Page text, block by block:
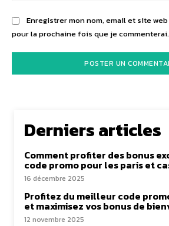
Enregistrer mon nom, email et site
pour la prochaine fois que je commenterai.
Derniers articles
Comment profiter des bonus
code promo pour les paris et
16 décembre 2025
Profitez du meilleur code
et maximisez vos bonus de
12 novembre 2025